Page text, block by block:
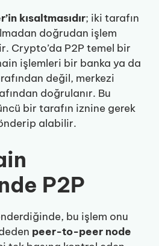
kısaltmasıdır; iki tarafın
doğrudan işlem
Crypto’da P2P temel bir
işlemleri bir banka ya da
değil, merkezi
doğrulanır. Bu
bir tarafın iznine gerek
alabilir.
P2P
bu işlem onu
peer-to-peer node